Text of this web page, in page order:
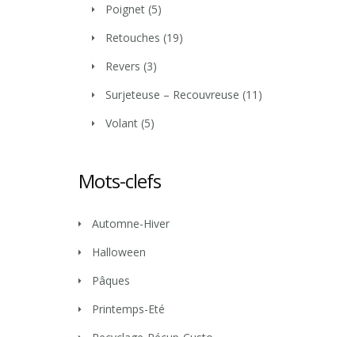
Poignet (5)
Retouches (19)
Revers (3)
Surjeteuse – Recouvreuse (11)
Volant (5)
Mots-clefs
Automne-Hiver
Halloween
Pâques
Printemps-Eté